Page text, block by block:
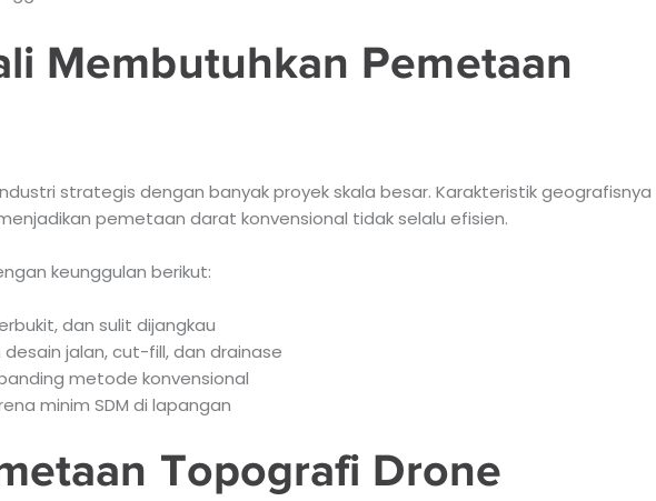
Membutuhkan Pemetaan
strategis dengan banyak proyek skala besar. Karakteristik geografisnya
pemetaan darat konvensional tidak selalu efisien.
keunggulan berikut:
dan sulit dijangkau
jalan, cut-fill, dan drainase
metode konvensional
minim SDM di lapangan
Topografi Drone